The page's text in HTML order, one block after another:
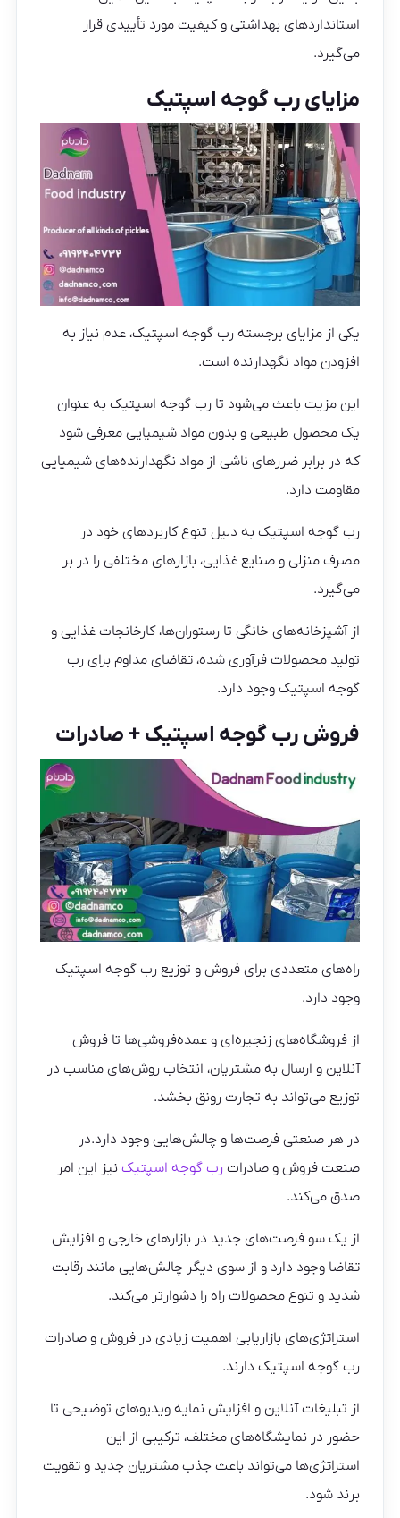
استانداردهای بهداشتی و کیفیت مورد تأییدی قرار
می‌گیرد.
مزایای رب گوجه اسپتیک
یکی از مزایای برجسته رب گوجه اسپتیک، عدم نیاز به
افزودن مواد نگهدارنده است.
این مزیت باعث می‌شود تا رب گوجه اسپتیک به عنوان
یک محصول طبیعی و بدون مواد شیمیایی معرفی شود
که در برابر ضررهای ناشی از مواد نگهدارنده‌های شیمیایی
مقاومت دارد.
رب گوجه اسپتیک به دلیل تنوع کاربردهای خود در
مصرف منزلی و صنایع غذایی، بازارهای مختلفی را در بر
می‌گیرد.
از آشپزخانه‌های خانگی تا رستوران‌ها، کارخانجات غذایی و
تولید محصولات فرآوری شده، تقاضای مداوم برای رب
گوجه اسپتیک وجود دارد.
فروش رب گوجه اسپتیک + صادرات
راه‌های متعددی برای فروش و توزیع رب گوجه اسپتیک
وجود دارد.
از فروشگاه‌های زنجیره‌ای و عمده‌فروشی‌ها تا فروش
آنلاین و ارسال به مشتریان، انتخاب روش‌های مناسب در
توزیع می‌تواند به تجارت رونق بخشد.
در هر صنعتی فرصت‌ها و چالش‌هایی وجود دارد.در
صنعت فروش و صادرات رب گوجه اسپتیک نیز این امر
صدق می‌کند.
از یک سو فرصت‌های جدید در بازارهای خارجی و افزایش
تقاضا وجود دارد و از سوی دیگر چالش‌هایی مانند رقابت
شدید و تنوع محصولات راه را دشوار‌تر می‌کند.
استراتژی‌های بازاریابی اهمیت زیادی در فروش و صادرات
رب گوجه اسپتیک دارند.
از تبلیغات آنلاین و افزایش نمایه ویدیوهای توضیحی تا
حضور در نمایشگاه‌های مختلف، ترکیبی از این
استراتژی‌ها می‌تواند باعث جذب مشتریان جدید و تقویت
برند شود.